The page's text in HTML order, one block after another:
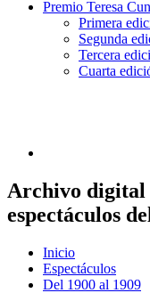
Premio Teresa
Primera
Segunda
Tercera
Cuarta
Archivo digital
espectáculos
Inicio
Espectáculos
Del 1900 al 1909